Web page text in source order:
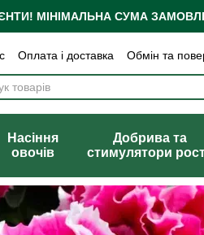
МІНІМАЛЬНА СУМА
Оплата і доставка Обмін та
Блог Політика
оферта
Насіння
овочів
Добрива та
стимулятори